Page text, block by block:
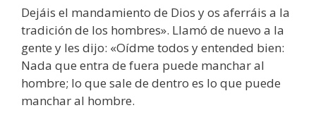
Dejáis el mandamiento de Dios y os aferráis a la
tradición de los hombres». Llamó de nuevo a la
gente y les dijo: «Oídme todos y entended bien:
Nada que entra de fuera puede manchar al
hombre; lo que sale de dentro es lo que puede
manchar al hombre.